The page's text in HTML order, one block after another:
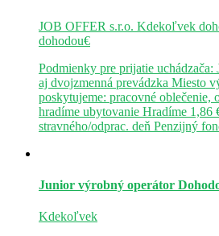
JOB OFFER s.r.o. Kdekoľvek
dohodou€
Podmienky pre prijatie uchádzača:
aj dvojzmenná prevádzka Miesto
poskytujeme: pracovné oblečenie,
hradíme ubytovanie Hradíme 1,86
stravného/odprac. deň Penzijný
Junior výrobný operátor
Kdekoľvek